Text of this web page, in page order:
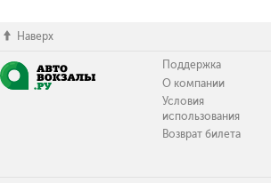
Наверх
Поддержка
О компании
Условия
использования
Возврат билета